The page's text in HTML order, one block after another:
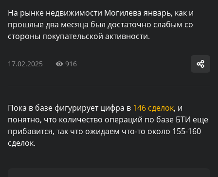
На рынке недвижимости Могилева январь, как и
прошлые два месяца был достаточно слабым со
стороны покупательской активности.
17.02.2025 916
Пока в базе фигурирует цифра в 146 сделок, и
понятно, что количество операций по базе БТИ еще
прибавится, так что ожидаем что-то около 155-160
сделок.